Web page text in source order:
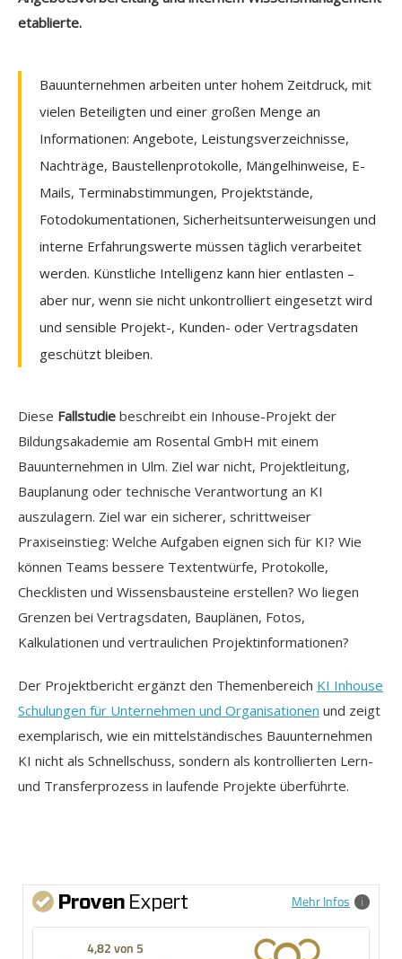
etablierte.
Bauunternehmen arbeiten unter hohem Zeitdruck, mit
vielen Beteiligten und einer großen Menge an
Informationen: Angebote, Leistungsverzeichnisse,
Nachträge, Baustellenprotokolle, Mängelhinweise, E-
Mails, Terminabstimmungen, Projektstände,
Fotodokumentationen, Sicherheitsunterweisungen und
interne Erfahrungswerte müssen täglich verarbeitet
werden. Künstliche Intelligenz kann hier entlasten –
aber nur, wenn sie nicht unkontrolliert eingesetzt wird
und sensible Projekt-, Kunden- oder Vertragsdaten
geschützt bleiben.
Diese Fallstudie beschreibt ein Inhouse-Projekt der
Bildungsakademie am Rosental GmbH mit einem
Bauunternehmen in Ulm. Ziel war nicht, Projektleitung,
Bauplanung oder technische Verantwortung an KI
auszulagern. Ziel war ein sicherer, schrittweiser
Praxiseinstieg: Welche Aufgaben eignen sich für KI? Wie
können Teams bessere Textentwürfe, Protokolle,
Checklisten und Wissensbausteine erstellen? Wo liegen
Grenzen bei Vertragsdaten, Bauplänen, Fotos,
Kalkulationen und vertraulichen Projektinformationen?
Der Projektbericht ergänzt den Themenbereich KI Inhouse
Schulungen für Unternehmen und Organisationen und zeigt
exemplarisch, wie ein mittelständisches Bauunternehmen
KI nicht als Schnellschuss, sondern als kontrollierten Lern-
und Transferprozess in laufende Projekte überführte.
Mehr Infos
4,82 von 5